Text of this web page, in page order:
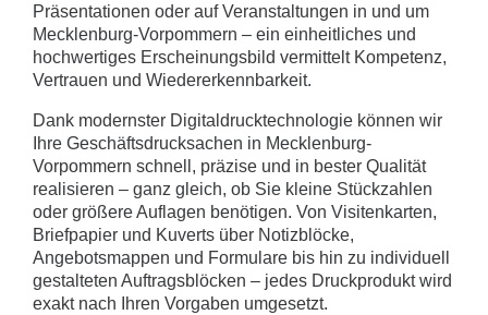
Präsentationen oder auf Veranstaltungen in und um
Mecklenburg-Vorpommern – ein einheitliches und
hochwertiges Erscheinungsbild vermittelt Kompetenz,
Vertrauen und Wiedererkennbarkeit.
Dank modernster Digitaldrucktechnologie können wir
Ihre Geschäftsdrucksachen in Mecklenburg-
Vorpommern schnell, präzise und in bester Qualität
realisieren – ganz gleich, ob Sie kleine Stückzahlen
oder größere Auflagen benötigen. Von Visitenkarten,
Briefpapier und Kuverts über Notizblöcke,
Angebotsmappen und Formulare bis hin zu individuell
gestalteten Auftragsblöcken – jedes Druckprodukt wird
exakt nach Ihren Vorgaben umgesetzt.